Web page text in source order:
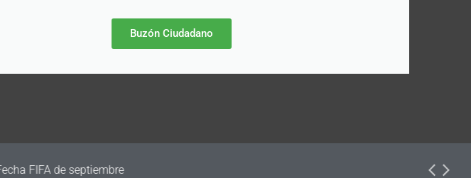
Buzón Ciudadano
FIFA de septiembre